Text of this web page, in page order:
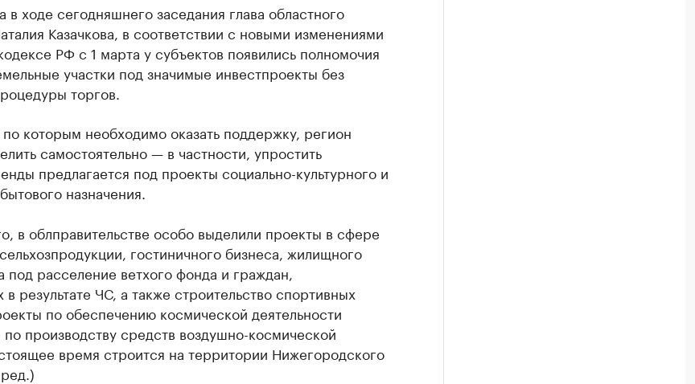
в ходе сегодняшнего заседания глава областного
Казачкова, в соответствии с новыми изменениями
РФ с 1 марта у субъектов появились полномочия
участки под значимые инвестпроекты без
торгов.
которым необходимо оказать поддержку, регион
самостоятельно — в частности, упростить
предлагается под проекты социально-культурного и
назначения.
в облправительстве особо выделили проекты в сфере
гостиничного бизнеса, жилищного
под расселение ветхого фонда и граждан,
результате ЧС, а также строительство спортивных
по обеспечению космической деятельности
производству средств воздушно-космической
время строится на территории Нижегородского